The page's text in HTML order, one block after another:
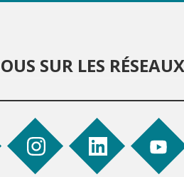
SUR LES RÉSEAUX